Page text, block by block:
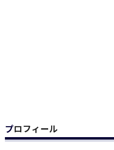
プロフィール